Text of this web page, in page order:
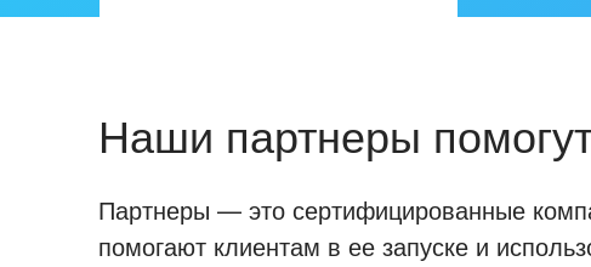
Наши партнеры
Партнеры — это сертифицированные
помогают клиентам в ее запуске и